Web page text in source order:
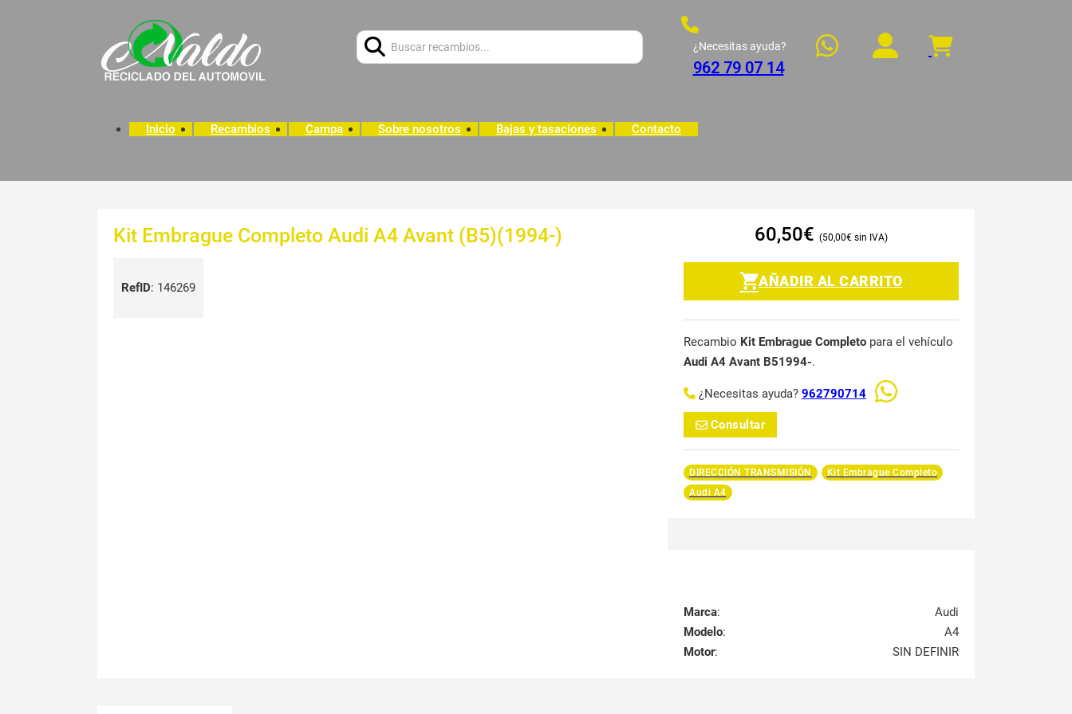
¿Necesitas ayuda?
962 79 07 14
Inicio Recambios Campa Sobre nosotros Bajas y tasaciones Contacto
Kit Embrague Completo Audi A4 Avant (B5)(1994-)
RefID: 146269
60,50€ 50,00€
AÑADIR AL CARRITO
Recambio Kit Embrague Completo para el vehículo
Audi A4 Avant B51994-.
¿Necesitas ayuda? 962790714
Consultar
DIRECCIÓN TRANSMISIÓN
Kit Embrague Completo
Audi A4
Marca:
Audi
Modelo:
A4
Motor: SIN DEFINIR